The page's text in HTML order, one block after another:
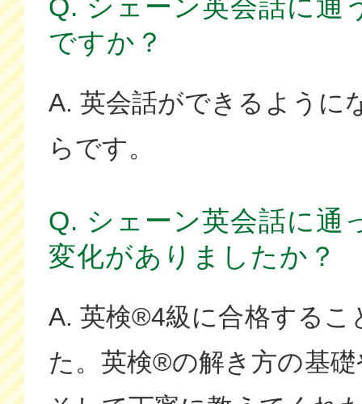
ですか？
A. 英会話ができるように
らです。
Q. シェーン英会話に通
変化がありましたか？
A. 英検®4級に合格するこ
た。英検®の解き方の基